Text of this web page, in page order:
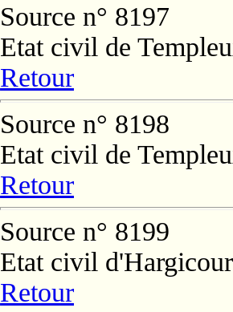
Source n° 8197
Etat civil de
Retour
Source n° 8198
Etat civil de
Retour
Source n° 8199
Etat civil
Retour